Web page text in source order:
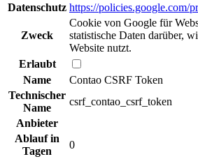
Datenschutz https://policies.google.com/
Zweck
Cookie von Google für
statistische Daten darüber,
Website nutzt.
Erlaubt
Name
Contao CSRF Token
Technischer
Name
csrf_contao_csrf_token
Anbieter
Ablauf in
Tagen
0